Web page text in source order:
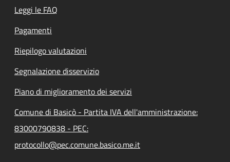
Leggi le FAQ
Pagamenti
Riepilogo valutazioni
Segnalazione disservizio
Piano di miglioramento dei servizi
Comune di Basicò - Partita IVA dell'amministrazione:
83000790838 - PEC:
protocollo@pec.comune.basico.me.it